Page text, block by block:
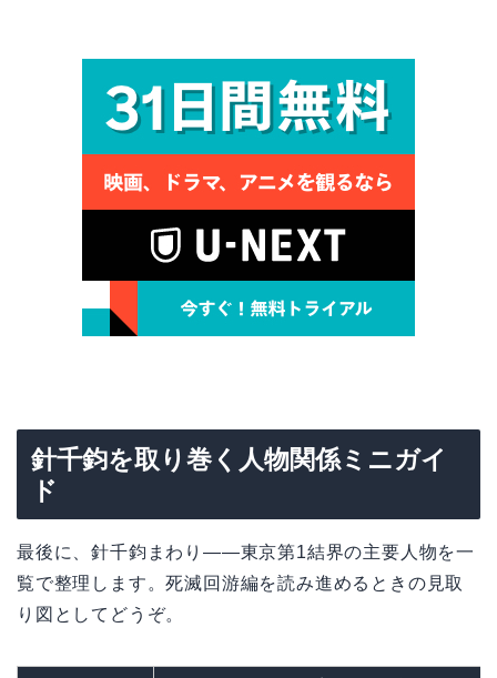
針千鈞を取り巻く人物関係ミニガイ
ド
最後に、針千鈞まわり——東京第1結界の主要人物を一
覧で整理します。死滅回游編を読み進めるときの見取
り図としてどうぞ。